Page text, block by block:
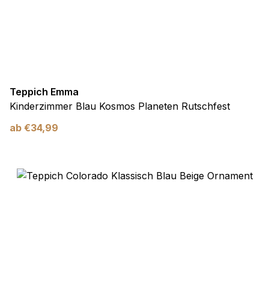
Teppich Emma
Kinderzimmer Blau Kosmos Planeten Rutschfest
ab €34,99